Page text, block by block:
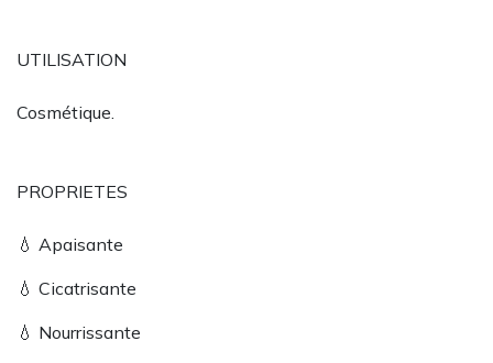
UTILISATION
Cosmétique.
PROPRIETES
💧 Apaisante
💧 Cicatrisante
💧 Nourrissante